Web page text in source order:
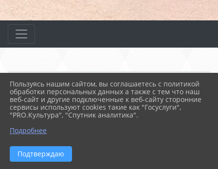
Главная МЕРОПРИЯТИЯ
Новости
Библиотечный час
03.06.2024 08:17
Пользуясь нашим сайтом, вы соглашаетесь с политикой
обработки персональных данных а также с тем что наш
веб-сайт и другие подключенные к веб-сайту сторонние
сервисы используют cookies такие как "Госуслуги",
"PRO.Культура", "Спутник аналитика".
Подробнее
Подтверждаю